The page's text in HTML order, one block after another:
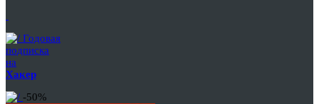
Годовая
подписка
на
Хакер
-50%